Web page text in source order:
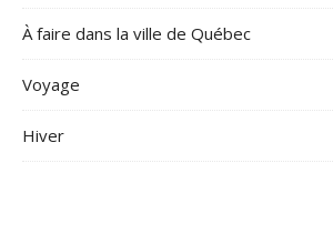
À faire dans la ville de Québec
Voyage
Hiver